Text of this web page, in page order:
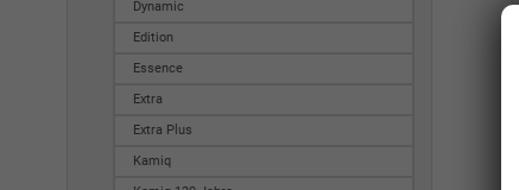
Dynamic
Edition
Essence
Extra
Extra Plus
Kamiq